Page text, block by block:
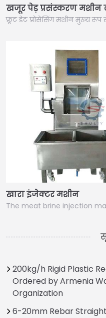
खजूर पेड़ प्रसंस्करण मशीन
फ्रूट डेट प्रोसेसिंग मशीन मुख्य रूप
खारा इंजेक्टर मशीन
The meat brine injection
200kg/h Rigid Plastic
Ordered by Armenia
Organization
6-20mm Rebar